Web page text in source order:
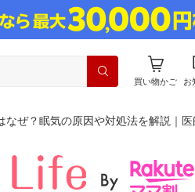
買い物かご お
なぜ？眠気の原因や対処法を解説｜